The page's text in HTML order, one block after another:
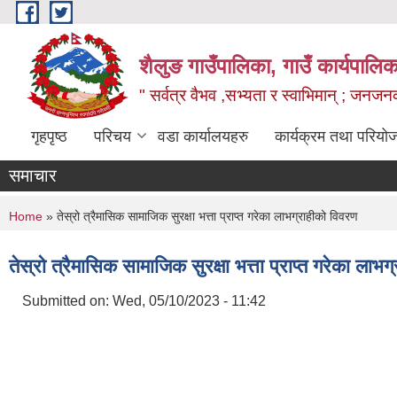
Skip to main content
शैलुङ गाउँपालिका, गाउँ
" सर्वत्र वैभव ,सभ्यता र स्वाभिमान् ;
गृहपृष्ठ परिचय वडा कार्यालयहरु कार्यक्रम तथा
समाचार
You are here
Home » तेस्रो त्रैमासिक सामाजिक सुरक्षा भत्ता प्राप्त गरेका लाभग्राहीको विवरण
तेस्रो त्रैमासिक सामाजिक सुरक्षा भत्ता प्राप्त गरेका
Submitted on: Wed, 05/10/2023 - 11:42